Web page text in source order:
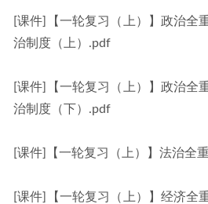
[课件]【一轮复习（上）】政治全
治制度（上）.pdf
[课件]【一轮复习（上）】政治全
治制度（下）.pdf
[课件]【一轮复习（上）】法治全
[课件]【一轮复习（上）】经济全